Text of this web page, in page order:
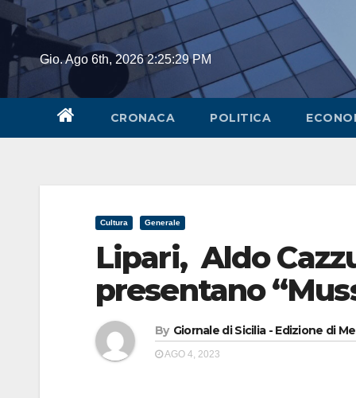
Skip
contentGio. Ago 6th, 20262:25:29 PM
CRONACA POLITICA
Cultura Generale
Lipari, Aldo
presentano
By Giornale di Sicilia - Edizione di
AGO 4, 2023